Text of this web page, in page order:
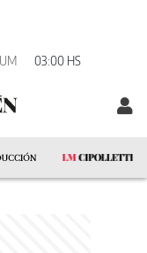
03:00 HS